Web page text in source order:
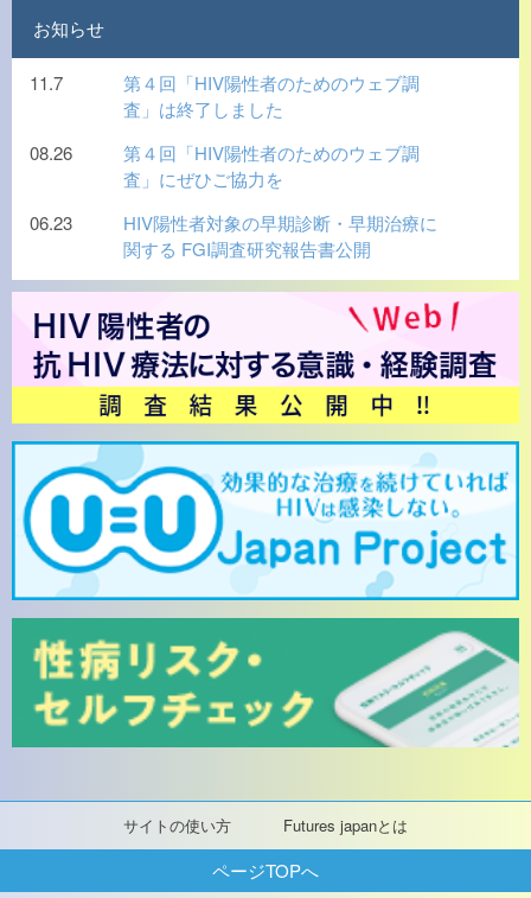
サイトの使い方 Futures japanとは
お知らせ
11.7
第４回「HIV陽性者のためのウェブ調
査」は終了しました
08.26
第４回「HIV陽性者のためのウェブ調
査」にぜひご協力を
06.23
HIV陽性者対象の早期診断・早期治療に
関する FGI調査研究報告書公開
ページTOPへ